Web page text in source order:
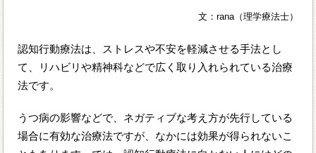
文：rana（理学療法士）
認知行動療法は、ストレスや不安を軽減させる手法とし
て、リハビリや精神科などで広く取り入れられている治療
法です。
うつ病の影響などで、ネガティブな考え方が先行している
場合に有効な治療法ですが、なかには効果が得られないこ